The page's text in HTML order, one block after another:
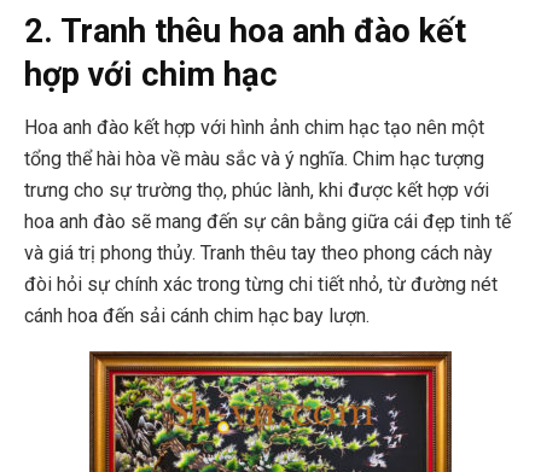
2. Tranh thêu hoa anh đào kết
hợp với chim hạc
Hoa anh đào kết hợp với hình ảnh chim hạc tạo nên một
tổng thể hài hòa về màu sắc và ý nghĩa. Chim hạc tượng
trưng cho sự trường thọ, phúc lành, khi được kết hợp với
hoa anh đào sẽ mang đến sự cân bằng giữa cái đẹp tinh tế
và giá trị phong thủy. Tranh thêu tay theo phong cách này
đòi hỏi sự chính xác trong từng chi tiết nhỏ, từ đường nét
cánh hoa đến sải cánh chim hạc bay lượn.